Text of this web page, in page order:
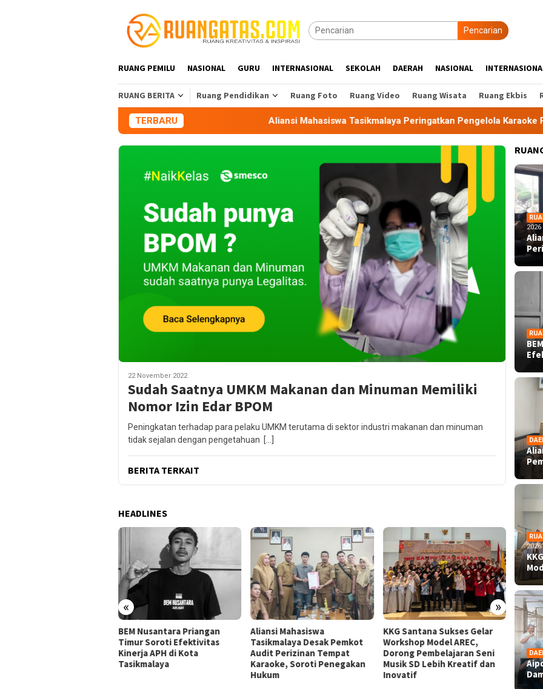
Pencarian
RUANG PEMILU NASIONAL GURU INTERNASIONAL SEKOLAH DAERAH NASIONAL
RUANG BERITA Ruang Pendidikan Ruang Foto Ruang Video Ruang Wisata Ruang Ekbis
TERBARU Aliansi Mahasiswa Tasikmalaya Peringatkan Pengelola Karaoke Penuhi
22 November 2022
Sudah Saatnya UMKM Makanan dan Minuman Memiliki
Nomor Izin Edar BPOM
Peningkatan terhadap para pelaku UMKM terutama di sektor industri makanan dan minuman
tidak sejalan dengan pengetahuan […]
BERITA TERKAIT
HEADLINES
« »
BEM Nusantara Priangan
Timur Soroti Efektivitas
Kinerja APH di Kota
Tasikmalaya
Aliansi Mahasiswa
Tasikmalaya Desak Pemkot
Audit Perizinan Tempat
Karaoke, Soroti Penegakan
Hukum
KKG Santana Sukses Gelar
Workshop Model AREC,
Dorong Pembelajaran Seni
Musik SD Lebih Kreatif dan
Inovatif
Aipda
2026
2026